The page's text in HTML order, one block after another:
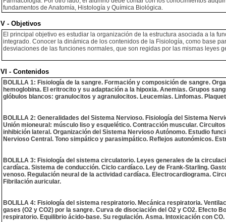
fundamentos de Anatomía, Histología y Química Biológica.
V - Objetivos
El principal objetivo es estudiar la organización de la estructura asociada a la
integrado. Conocer la dinámica de los contenidos de la Fisiología, como base
desviaciones de las funciones normales, que son regidas por las mismas leyes
VI - Contenidos
BOLILLA 1: Fisiología de la sangre. Formación y composición de sangre.
hemoglobina. El eritrocito y su adaptación a la hipoxia. Anemias. Grupos
glóbulos blancos: granulocitos y agranulocitos. Leucemias. Linfomas.
BOLILLA 2: Generalidades del Sistema Nervioso. Fisiología del Sistema
Unión mioneural: músculo liso y esquelético. Contracción muscular.
inhibición lateral. Organización del Sistema Nervioso Autónomo. Estudio
Nervioso Central. Tono simpático y parasimpático. Reflejos autonómicos.
BOLILLA 3: Fisiología del sistema circulatorio. Leyes generales de la
cardíaca. Sistema de conducción. Ciclo cardíaco. Ley de Frank-Starling.
venoso. Regulación neural de la actividad cardíaca. Electrocardiograma.
Fibrilación auricular.
BOLILLA 4: Fisiología del sistema respiratorio. Mecánica respiratoria.
gases (O2 y CO2) por la sangre. Curva de disociación del O2 y CO2. Efecto
respiratorio. Equilibrio ácido-base. Su regulación. Asma. Intoxicación con CO.